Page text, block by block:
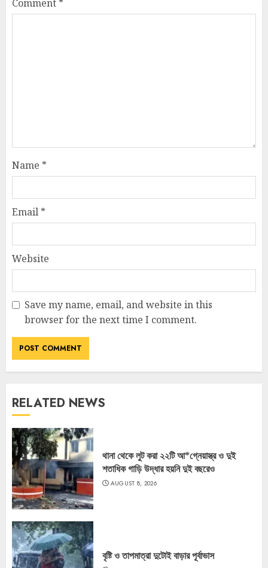
Comment *
Name *
Email *
Website
Save my name, email, and website in this
browser for the next time I comment.
RELATED NEWS
থানা থেকে লুট করা ২২টি আ*গ্নেয়াস্ত্র ও দুই
শতাধিক গাড়ি উদ্ধার হয়নি দুই বছরেও
AUGUST 8, 2026
বৃষ্টি ও তাপমাত্রা দুটোই বাড়ার পূর্বাভাস